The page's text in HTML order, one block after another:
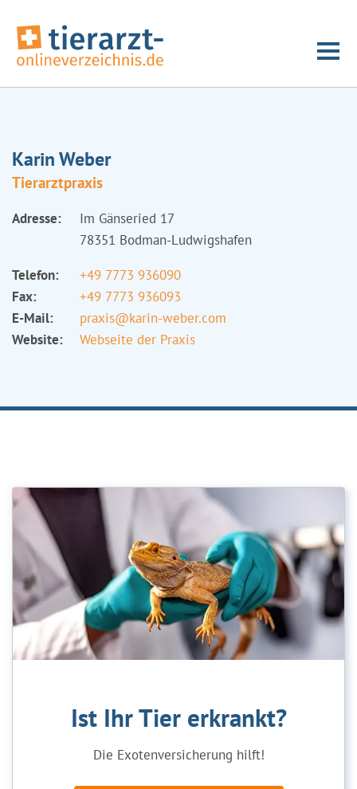
Karin Weber
Tierarztpraxis
Adresse:
Im Gänseried 17
78351 Bodman-Ludwigshafen
Telefon:
+49 7773 936090
Fax:
+49 7773 936093
E-Mail:
praxis@karin-weber.com
Website:
Webseite der Praxis
Ist Ihr Tier erkrankt?
Die Exotenversicherung hilft!